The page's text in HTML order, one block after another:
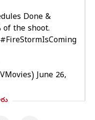
Done &
of the shoot.
#FireStormIsComing
June 26,